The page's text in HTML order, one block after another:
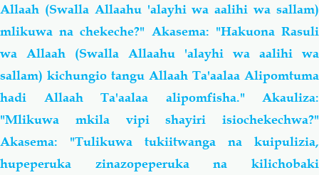
Allaah (Swalla Allaahu 'alayhi wa aalihi wa sallam)
mlikuwa na chekeche?" Akasema: "Hakuona Rasuli
wa Allaah (Swalla Allaahu 'alayhi wa aalihi wa
sallam) kichungio tangu Allaah Ta'aalaa Alipomtuma
hadi Allaah Ta'aalaa alipomfisha." Akauliza:
"Mlikuwa mkila vipi shayiri isiochekechwa?"
Akasema: "Tulikuwa tukiitwanga na kuipulizia,
hupeperuka zinazopeperuka na kilichobaki